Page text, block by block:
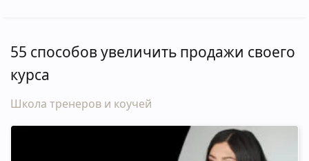
55 способов увеличить продажи своего
курса
Школа тренеров и коучей